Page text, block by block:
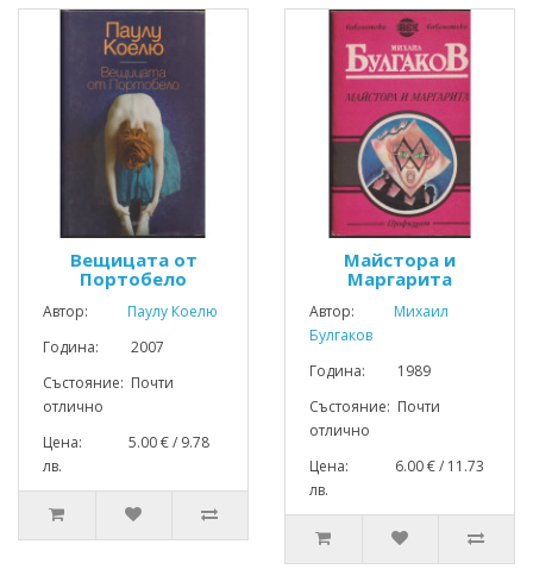
Вещицата от
Портобело
Автор:
Паулу Коелю
Година: 2007
Състояние: Почти
отлично
Цена: 5.00 € / 9.78
лв.
Майстора и
Маргарита
Автор:
Михаил
Булгаков
Година: 1989
Състояние: Почти
отлично
Цена: 6.00 € / 11.73
лв.